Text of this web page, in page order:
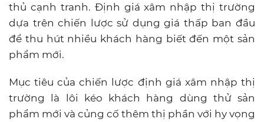
thủ cạnh tranh. Định giá xâm nhập thị trường
dựa trên chiến lược sử dụng giá thấp ban đầu
để thu hút nhiều khách hàng biết đến một sản
phẩm mới.
Mục tiêu của chiến lược định giá xâm nhập thị
trường là lôi kéo khách hàng dùng thử sản
phẩm mới và củng cố thêm thị phần với hy vọng